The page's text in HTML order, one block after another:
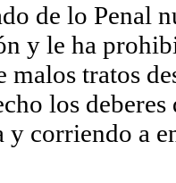
de lo Penal
y le ha
malos tratos
los
y corriendo a